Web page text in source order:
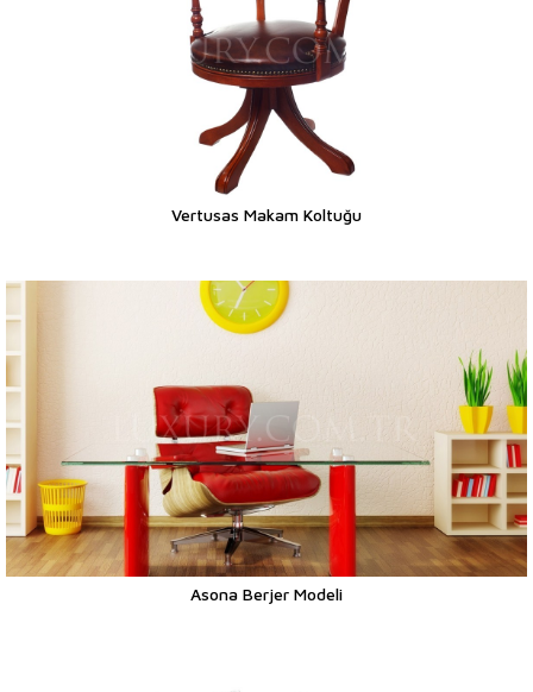
Vertusas Makam Koltuğu
Asona Berjer Modeli